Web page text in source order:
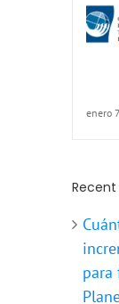
enero
para